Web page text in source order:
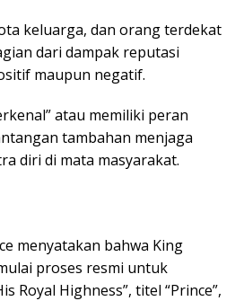
keluarga, dan orang terdekat
dari dampak reputasi
maupun negatif.
atau memiliki peran
tambahan menjaga
diri di mata masyarakat.
menyatakan bahwa King
proses resmi untuk
Royal Highness”, titel “Prince”,